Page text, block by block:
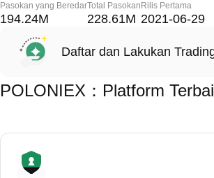
Pasokan yang Beredar
194.24M
Total Pasokan
228.61M
Rilis Pertama
2021-06-29
Daftar dan Lakukan
POLONIEX：Platform